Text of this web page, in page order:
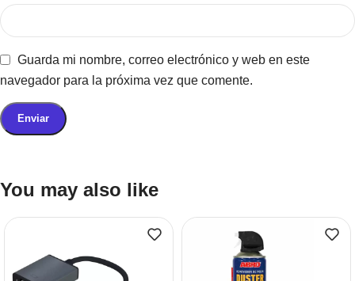
Guarda mi nombre, correo electrónico y web en este
navegador para la próxima vez que comente.
You may also like